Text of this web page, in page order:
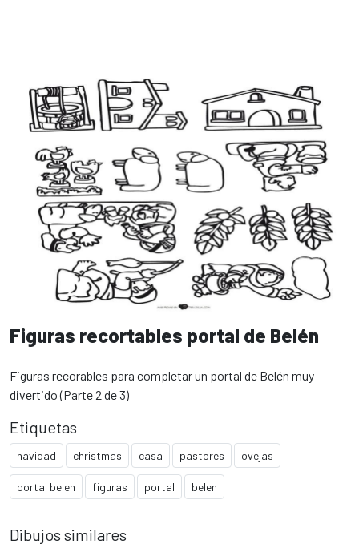
Figuras recortables portal de Belén
Figuras recorables para completar un portal de Belén muy
divertido (Parte 2 de 3)
Etiquetas
navidad christmas casa pastores ovejas
portal belen figuras portal belen
Dibujos similares